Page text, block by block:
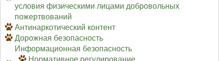
условия физическими лицами добровольных
пожертвований
Антинаркотический контент
Дорожная безопасность
Информационная безопасность
Нормативное регулирование